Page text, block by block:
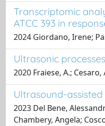
Transcriptomic
ATCC 393 in
2024 Giordano, Irene;
Ultrasonic
2020 Fraiese, A.;
Ultrasound-assisted
2023 Del Bene,
Chambery, Angela;